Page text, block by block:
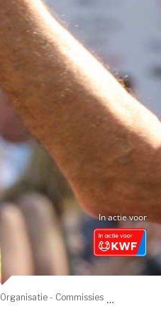
In actie voor
Organisatie - Commissies